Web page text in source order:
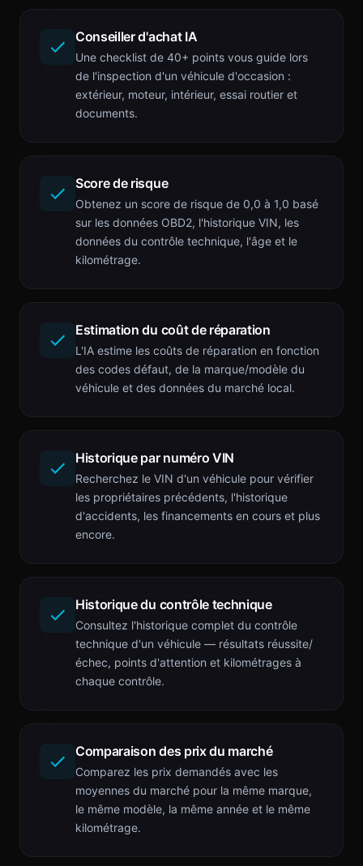
Conseiller d'achat IA
Une checklist de 40+ points vous guide lors
de l'inspection d'un véhicule d'occasion :
extérieur, moteur, intérieur, essai routier et
documents.
Score de risque
Obtenez un score de risque de 0,0 à 1,0 basé
sur les données OBD2, l'historique VIN, les
données du contrôle technique, l'âge et le
kilométrage.
Estimation du coût de réparation
L'IA estime les coûts de réparation en fonction
des codes défaut, de la marque/modèle du
véhicule et des données du marché local.
Historique par numéro VIN
Recherchez le VIN d'un véhicule pour vérifier
les propriétaires précédents, l'historique
d'accidents, les financements en cours et plus
encore.
Historique du contrôle technique
Consultez l'historique complet du contrôle
technique d'un véhicule — résultats réussite/
échec, points d'attention et kilométrages à
chaque contrôle.
Comparaison des prix du marché
Comparez les prix demandés avec les
moyennes du marché pour la même marque,
le même modèle, la même année et le même
kilométrage.